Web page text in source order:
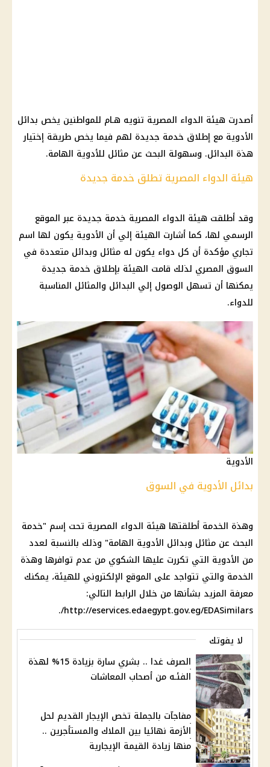
أصدرت هيئة الدواء المصرية تنويه هـام للمواطنين يخص بدائل
الأدوية مع إطلاق خدمة جديدة لهم فيما يخص طريقة إختيار
هذة البدائل. وسهولة البحث عن مثائل للأدوية الهامة.
هيئة الدواء المصرية تطلق خدمة جديدة
وقد أطلقت هيئة الدواء المصرية خدمة جديدة عبر الموقع
الرسمي لها، كما أشارت الهيئة إلي أن الأدوية يكون لها اسم
تجاري مؤكدة أن كل دواء يكون له مثائل وبدائل متعددة في
السوق المصري لذلك قامت الهيئة بإطلاق خدمة جديدة
يمكنها أن تسهل الوصول إلي البدائل والمثائل المناسبة
للدواء.
الأدوية
بدائل الأدوية في السوق
وهذة الخدمة أطلقتها هيئة الدواء المصرية تحت إسم "خدمة
البحث عن مثائل وبدائل الأدوية الهامة" وذلك بالنسبة لعدد
من الأدوية التي تكررت عليها الشكوي من عدم توافرها وهذة
الخدمة والتي تتواجد على الموقع الإلكتروني للهيئة، يمكنك
معرفة المزيد بشأنها من خلال الرابط التالي:
http://eservices.edaegypt.gov.eg/EDASimilars/.
لا يفوتك
الصرف غدا .. بشري سارة بزيادة 15% لهذة
الفئـه من أصحاب المعاشات
مفاجآت بالجملة تخص الإيجار القديم لحل
الأزمة نهائيا بين الملاك والمستأجرين ..
منها زيادة القيمة الإيجارية